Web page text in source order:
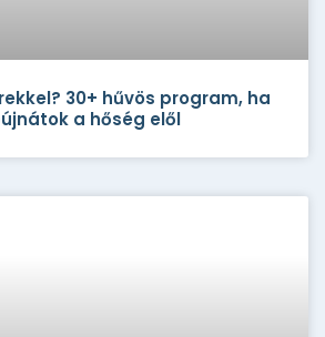
30+ hűvös program, ha
a hőség elől